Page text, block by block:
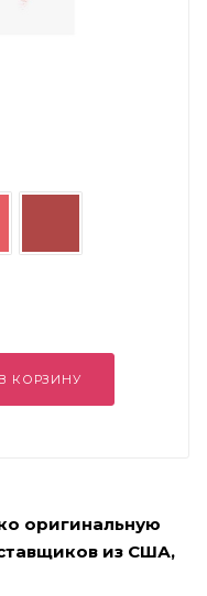
В КОРЗИНУ
оригинальную
из США,